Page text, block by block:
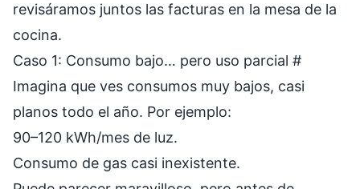
revisáramos juntos las facturas en la mesa de la
cocina.
Caso 1: Consumo bajo… pero uso parcial #
Imagina que ves consumos muy bajos, casi
planos todo el año. Por ejemplo:
90–120 kWh/mes de luz.
Consumo de gas casi inexistente.